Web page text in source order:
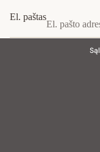
El. paštas
Teisinis